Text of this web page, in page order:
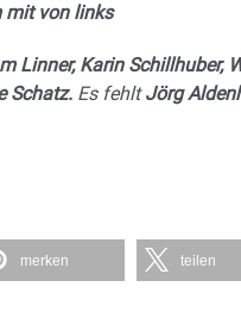
mit von links
Linner, Karin Schillhuber,
Schatz. Es fehltJörg
merken teilen